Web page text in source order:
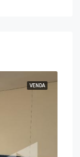
VENDA